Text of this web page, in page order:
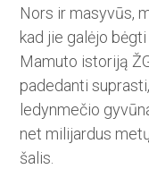
Nors ir masyvūs,
kad jie galėjo
Mamuto istoriją
padedanti
ledynmečio
net milijardus
šalis.